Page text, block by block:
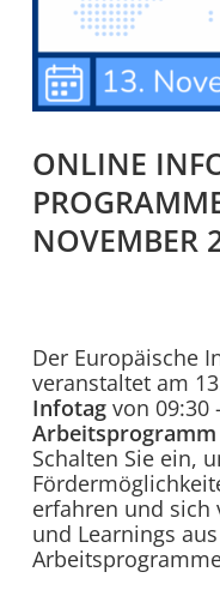
ONLINE
NOVEMBER
Der Europäische
veranstaltet am
Infotag von 09:30
Schalten Sie ein,
erfahren und sich
und Learnings